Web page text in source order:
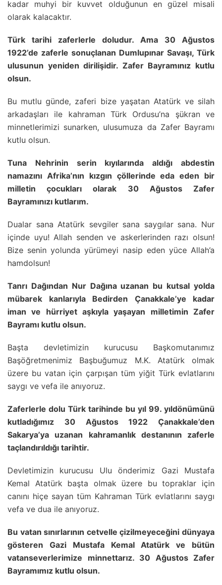
kadar muhyi bir kuvvet olduğunun en güzel misali
olarak kalacaktır.
Türk tarihi zaferlerle doludur. Ama 30 Ağustos
1922’de zaferle sonuçlanan Dumlupınar Savaşı, Türk
ulusunun yeniden dirilişidir. Zafer Bayramınız kutlu
olsun.
Bu mutlu günde, zaferi bize yaşatan Atatürk ve silah
arkadaşları ile kahraman Türk Ordusu’na şükran ve
minnetlerimizi sunarken, ulusumuza da Zafer Bayramı
kutlu olsun.
Tuna Nehrinin serin kıyılarında aldığı abdestin
namazını Afrika’nın kızgın çöllerinde eda eden bir
milletin çocukları olarak 30 Ağustos Zafer
Bayramınızı kutlarım.
Dualar sana Atatürk sevgiler sana saygılar sana. Nur
içinde uyu! Allah senden ve askerlerinden razı olsun!
Bize senin yolunda yürümeyi nasip eden yüce Allah’a
hamdolsun!
Tanrı Dağından Nur Dağına uzanan bu kutsal yolda
mübarek kanlarıyla Bedirden Çanakkale’ye kadar
iman ve hürriyet aşkıyla yaşayan milletimin Zafer
Bayramı kutlu olsun.
Başta devletimizin kurucusu Başkomutanımız
Başöğretmenimiz Başbuğumuz M.K. Atatürk olmak
üzere bu vatan için çarpışan tüm yiğit Türk evlatlarını
saygı ve vefa ile anıyoruz.
Zaferlerle dolu Türk tarihinde bu yıl 99. yıldönümünü
kutladığımız 30 Ağustos 1922 Çanakkale’den
Sakarya’ya uzanan kahramanlık destanının zaferle
taçlandırıldığı tarihtir.
Devletimizin kurucusu Ulu önderimiz Gazi Mustafa
Kemal Atatürk başta olmak üzere bu topraklar için
canını hiçe sayan tüm Kahraman Türk evlatlarını saygı
vefa ve dua ile anıyoruz.
Bu vatan sınırlarının cetvelle çizilmeyeceğini dünyaya
gösteren Gazi Mustafa Kemal Atatürk ve bütün
vatanseverlerimize minnettarız. 30 Ağustos Zafer
Bayramımız kutlu olsun.